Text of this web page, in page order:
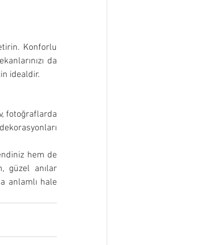
Konforlu
da
idealdir.
fotoğraflarda
hem de
güzel anılar
anlamlı hale